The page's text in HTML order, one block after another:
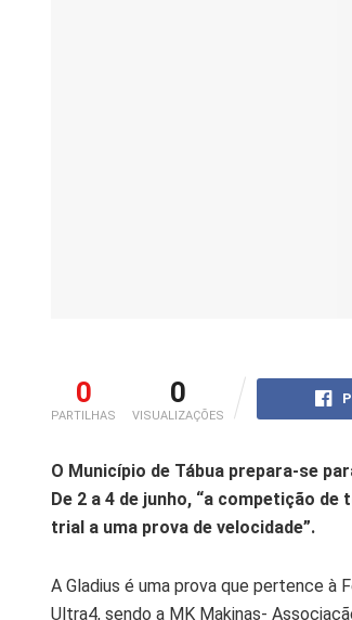
0
PARTILHAS
0
VISUALIZAÇÕES
O Município de Tábua prepara-se
De 2 a 4 de junho, “a competição
trial a uma prova de velocidade”.
A Gladius é uma prova que pertence
Ultra4, sendo a MK Makinas-